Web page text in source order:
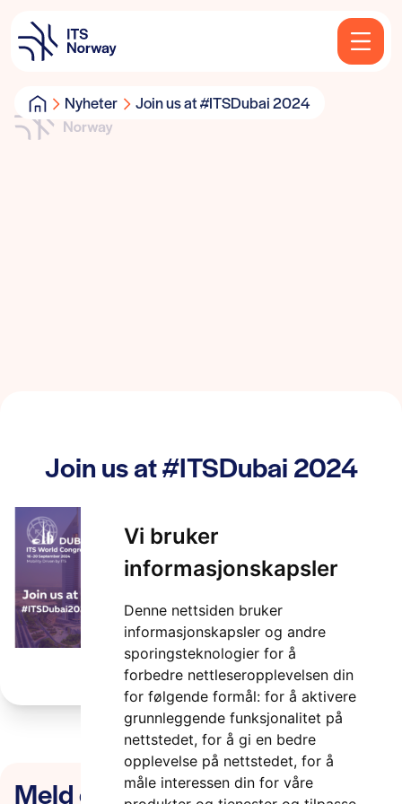
Vi bruker
informasjonskapsler
Denne nettsiden bruker
informasjonskapsler og andre
sporingsteknologier for å
forbedre nettleseropplevelsen din
for følgende formål: for å aktivere
grunnleggende funksjonalitet på
nettstedet, for å gi en bedre
opplevelse på nettstedet, for å
måle interessen din for våre
Nyheter Join us at #ITSDubai 2024
Join us at #ITSDubai 2024
Meld deg på nyhetsbrevet